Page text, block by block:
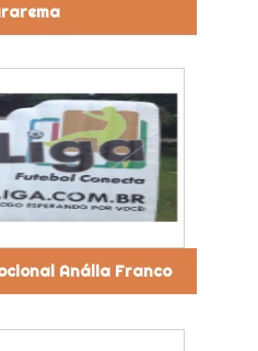
Anália Franco